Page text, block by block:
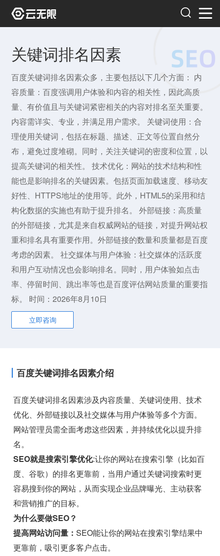
关键词排名因素
百度关键词排名因素众多，主要包括以下几个方面： 内
容质量：百度强调用户体验和内容的相关性，因此高质
量、有价值且与关键词紧密相关的内容对排名至关重要。
内容需详实、专业，并满足用户需求。 关键词使用：合
理使用关键词，包括在标题、描述、正文等位置自然分
布，避免过度堆砌。同时，关注关键词的密度和位置，以
提高关键词的相关性。 技术优化：网站的技术结构和性
能也是影响排名的关键因素。包括页面加载速度、移动友
好性、HTTPS地址的使用等。此外，HTML5的采用和结
构化数据的实施也有助于提升排名。 外部链接：高质量
的外部链接，尤其是来自权威网站的链接，对提升网站权
重和排名具有重要作用。外部链接的数量和质量都是百度
考虑的因素。 社交媒体与用户体验：社交媒体的活跃度
和用户互动情况也会影响排名。同时，用户体验如点击
率、停留时间、跳出率等也是百度评估网站质量的重要指
标。 时间：2026年8月10日
立即咨询
百度关键词排名因素介绍
百度关键词排名因素涉及内容质量、关键词使用、技术
优化、外部链接以及社交媒体与用户体验等多个方面。
网站管理员需全面考虑这些因素，并持续优化以提升排
名。
SEO就是搜索引擎优化:让你的网站在搜索引擎（比如百
度、谷歌）的排名更靠前，当用户通过关键词搜索时更
容易搜到你的网站，从而实现企业品牌曝光、主动获客
和营销推广的目标。
为什么要做SEO？
提高网站访问量：SEO能让你的网站在搜索引擎结果中
更靠前，吸引更多客户点击。